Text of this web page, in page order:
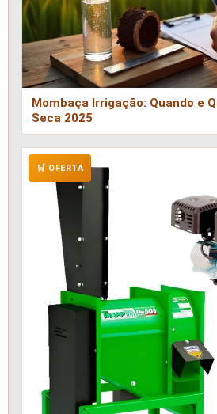
Mombaça Irrigação: Quando e
Seca 2025
🛒 OFERTA